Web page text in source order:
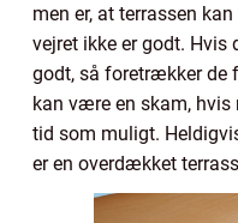
men er, at terrassen
vejret ikke er godt. Hvis
godt, så foretrækker de
kan være en skam,
tid som muligt.
er en overdækket